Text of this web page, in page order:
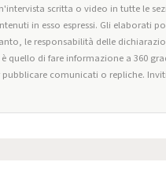
scritta o video in tutte le
in esso espressi. Gli elaborati
le responsabilità delle
di fare informazione a 360
comunicati o repliche.